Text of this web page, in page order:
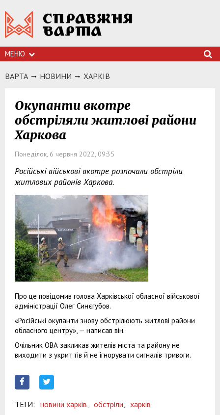
МЕНЮ
ВАРТА НОВИНИ ХАРКIВ
Окупанти вкотре
обстріляли житлові райони
Харкова
Понеділок, 6 червня 2022, 09:35
Російські військові вкотре розпочали обстріли
житлових районів Харкова.
Про це повідомив голова Харківської обласної військової
адміністрації Олег Синєгубов.
«Російські окупанти знову обстрілюють житлові райони
обласного центру», — написав він.
Очільник ОВА закликав жителів міста та району не
виходити з укриттів й не ігнорувати сигналів тривоги.
ТЕГИ: новини харків, обстріли, харків